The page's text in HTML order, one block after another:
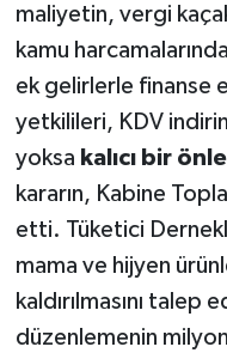
maliyetin, vergi
kamu
ek gelirlerle finanse
yetkilileri, KDV
yoksa kalıcı bir
kararın, Kabine
etti. Tüketici
mama ve hijyen
kaldırılmasını
düzenlemenin